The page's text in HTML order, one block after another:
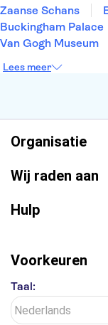
Zaanse Schans
Buckingham Palace
Van Gogh Museum
Keukenhof
Lees meer
Organisatie
Wij raden aan
Hulp
Voorkeuren
Taal: